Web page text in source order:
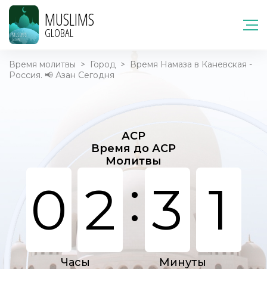
MUSLIMS
GLOBAL
Время молитвы > Город >
Время Намаза в Каневская -
Россия. 📢 Азан Сегодня
АСР
Время до АСР
Молитвы
0 2 : 3 1
Часы Минуты